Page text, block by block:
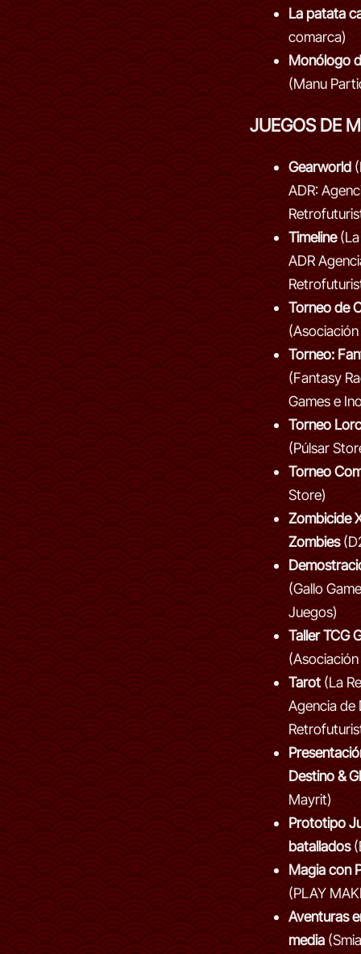
La patata
comarca)
Monólogo
(Manu
JUEGOS DE
Gearworld
ADR:
Timeline(La
ADR
Torneo de
Torneo:
(Fantasy
Games e
Torneo
(Púlsar
Torneo
Store)
Zombicide
Zombies
(Gallo
Juegos)
Taller TCG
Tarot (La
Agencia de
Destino &
Mayrit)
Prototipo
batallados
Magia con
(PLAY
Aventuras
media